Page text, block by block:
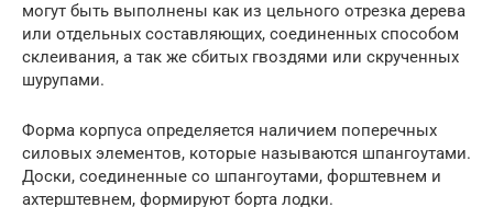
могут быть выполнены как из цельного отрезка дерева
или отдельных составляющих, соединенных способом
склеивания, а так же сбитых гвоздями или скрученных
шурупами.
Форма корпуса определяется наличием поперечных
силовых элементов, которые называются шпангоутами.
Доски, соединенные со шпангоутами, форштевнем и
ахтерштевнем, формируют борта лодки.